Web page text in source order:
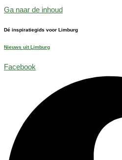
Ga naar de inhoud
Dé inspiratiegids voor Limburg
Nieuws uit Limburg
Facebook